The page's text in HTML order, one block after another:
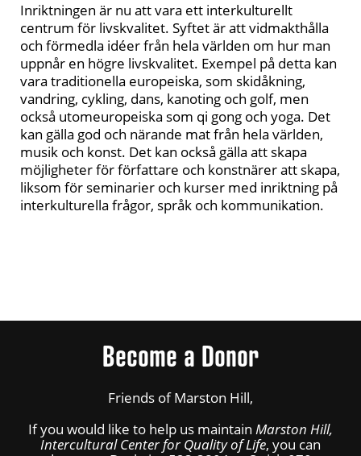
Inriktningen är nu att vara ett interkulturellt
centrum för livskvalitet. Syftet är att vidmakthålla
och förmedla idéer från hela världen om hur man
uppnår en högre livskvalitet. Exempel på detta kan
vara traditionella europeiska, som skidåkning,
vandring, cykling, dans, kanoting och golf, men
också utomeuropeiska som qi gong och yoga. Det
kan gälla god och närande mat från hela världen,
musik och konst. Det kan också gälla att skapa
möjligheter för författare och konstnärer att skapa,
liksom för seminarier och kurser med inriktning på
interkulturella frågor, språk och kommunikation.
Become a Donor
Friends of Marston Hill,
If you would like to help us maintain Marston Hill,
Intercultural Center for Quality of Life, you can